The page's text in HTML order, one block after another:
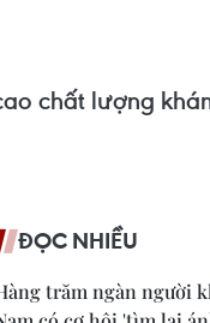
chất lượng
ĐỌC NHIỀU
trăm ngàn người